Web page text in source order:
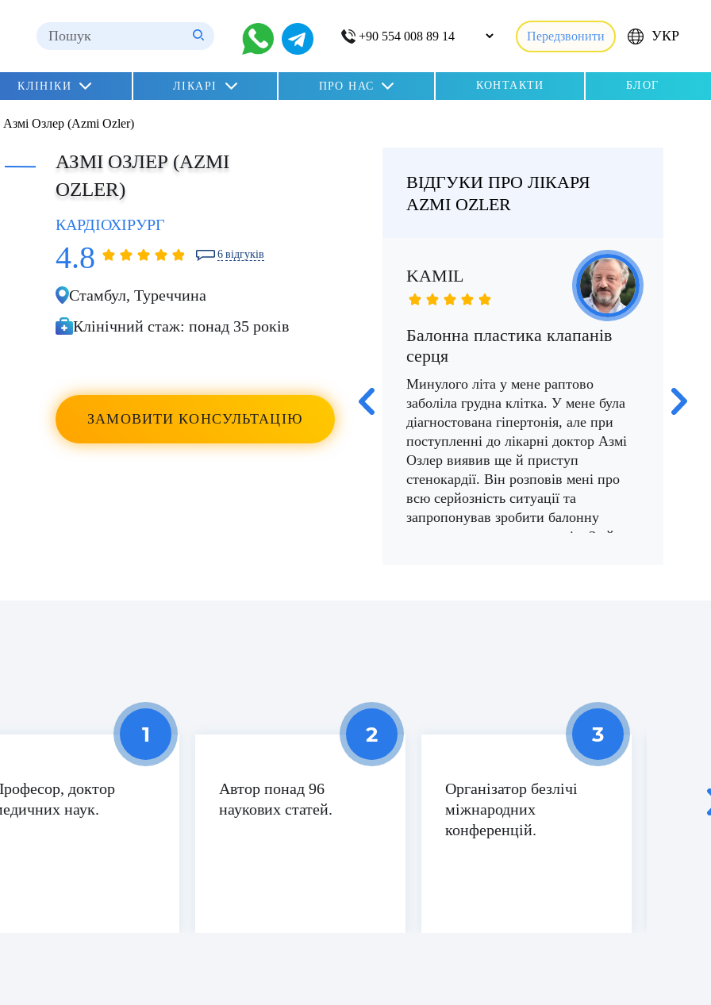
Передзвонити УКР
КЛІНІКИ ЛІКАРІ ПРО НАС КОНТАКТИ БЛОГ
Азмі Озлер (Azmi Ozler)
АЗМІ ОЗЛЕР (AZMI
OZLER)
КАРДІОХІРУРГ
4.8 6 відгуків
Стамбул,Туреччина
Клінічний стаж:понад 35 років
ЗАМОВИТИ КОНСУЛЬТАЦІЮ
ВІДГУКИ ПРО ЛІКАРЯ
AZMI OZLER
Заміна мітрального клапана
мітральний клапан і поставив
кардіостимулятор. Я до сих пір
здоровий і молюся за нього. Перш за
все, він хороша людина.
KAMIL
Балонна пластика клапанів
серця
Минулого літа у мене раптово
заболіла грудна клітка. У мене була
діагностована гіпертонія, але при
поступленні до лікарні доктор Азмі
Озлер виявив ще й приступ
стенокардії. Він розповів мені про
всю серйозність ситуації та
запропонував зробити балонну
пластику серцевих клапанів. За його
доктор
наук.
Автор понад 96
наукових статей.
Організатор безлічі
міжнародних
конференцій.